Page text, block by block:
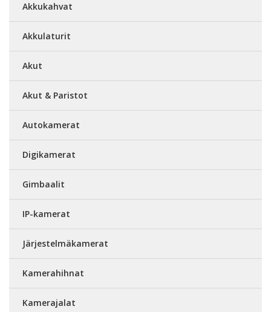
Akkukahvat
Akkulaturit
Akut
Akut & Paristot
Autokamerat
Digikamerat
Gimbaalit
IP-kamerat
Järjestelmäkamerat
Kamerahihnat
Kamerajalat